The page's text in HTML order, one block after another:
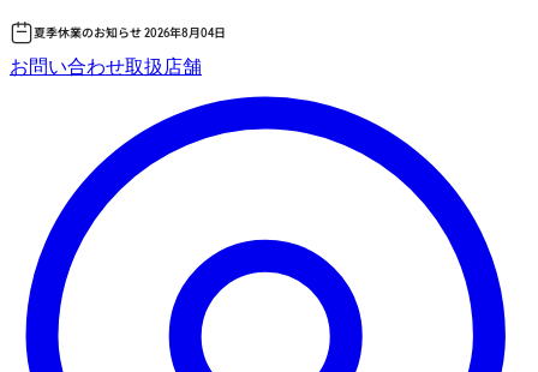
ン
ス
キッ
夏季休業のお知らせ 2026年8月04日
お問い合わせ取扱店舗